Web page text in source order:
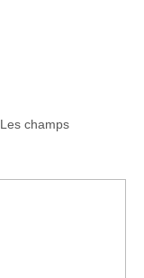
Les champs